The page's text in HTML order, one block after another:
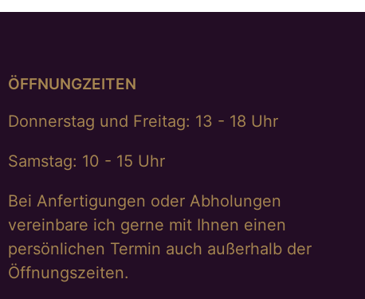
ÖFFNUNGZEITEN
Donnerstag und Freitag: 13 - 18 Uhr
Samstag: 10 - 15 Uhr
Bei Anfertigungen oder Abholungen
vereinbare ich gerne mit Ihnen einen
persönlichen Termin auch außerhalb der
Öffnungszeiten.